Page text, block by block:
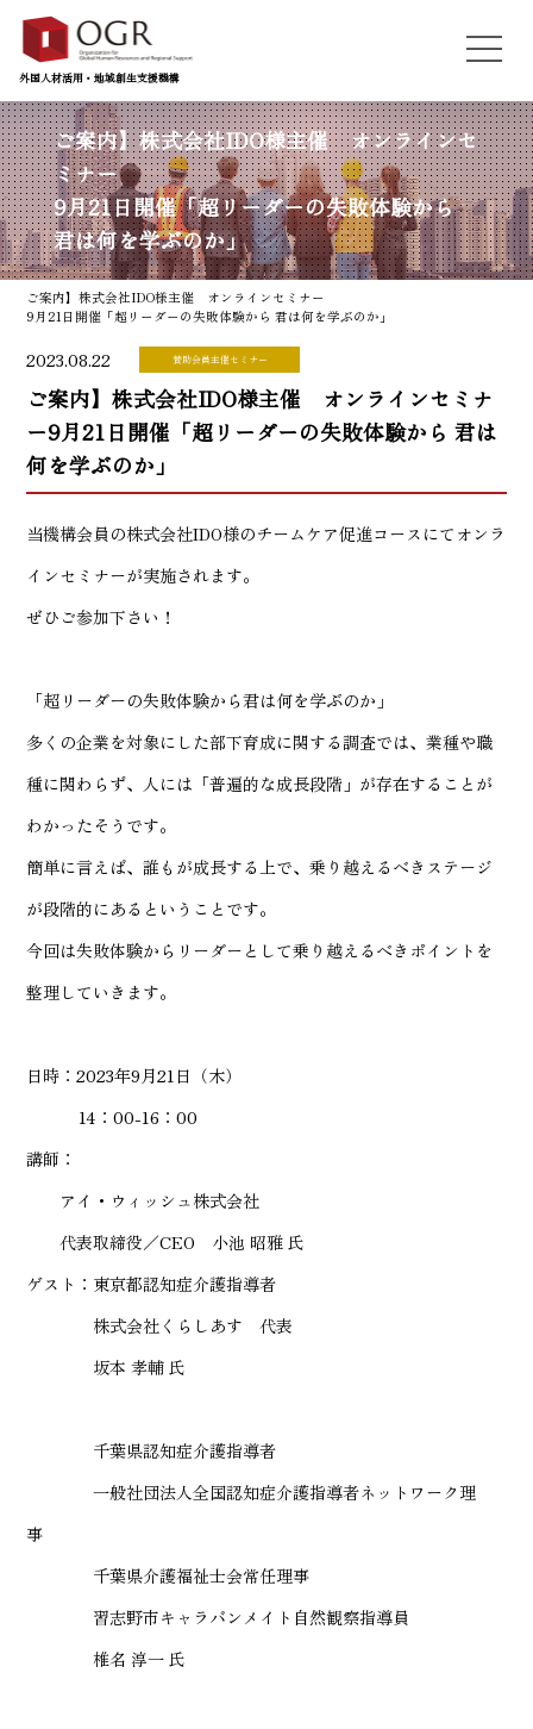
外国人材活用・地域創生支援機構
ご案内】株式会社IDO様主催 オンラインセ
ミナー
9月21日開催「超リーダーの失敗体験から
君は何を学ぶのか」
ご案内】株式会社IDO様主催 オンラインセミナー
9月21日開催「超リーダーの失敗体験から 君は何を学ぶのか」
2023.08.22 賛助会員主催セミナー
ご案内】株式会社IDO様主催 オンラインセミナ
ー9月21日開催「超リーダーの失敗体験から 君は
何を学ぶのか」
当機構会員の株式会社IDO様のチームケア促進コース にてオンラ
インセミナーが実施されます。
ぜひご参加下さい！
「超リーダーの失敗体験から君は何を学ぶのか」
多くの企業を対象にした部下育成に関する調査では、業種や職
種に関わらず、人には「普遍的な成長段階」が存在することが
わかったそうです。
簡単に言えば、誰もが成長する上で、乗り越えるべきステージ
が段階的にあるということです。
今回は失敗体験からリーダーとして乗り越えるべきポイントを
整理していきます。
日時：2023年9月21日（木）
14：00-16：00
講師：
アイ・ウィッシュ株式会社
代表取締役／CEO 小池 昭雅 氏
ゲスト：東京都認知症介護指導者
株式会社くらしあす 代表
坂本 孝輔 氏
千葉県認知症介護指導者
一般社団法人全国認知症介護指導者ネットワーク理
事
千葉県介護福祉士会常任理事
習志野市キャラバンメイト自然観察指導員
椎名 淳一 氏